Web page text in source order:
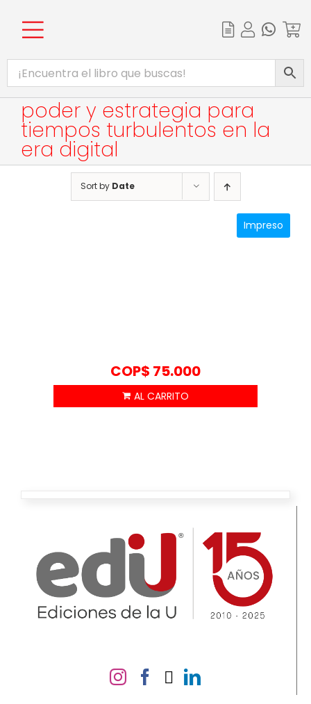
contentToggle
NavigationCATÁLOGO
EBOOKS
PROMOCIONES
BIBLIOTECA DIGITAL
poder y estrategia para
tiempos turbulentos en la
era digital
Sort by Date
Impreso
COP$ 75.000